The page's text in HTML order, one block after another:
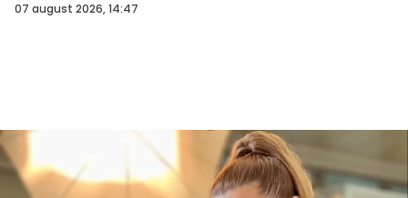
07 august 2026, 14:47